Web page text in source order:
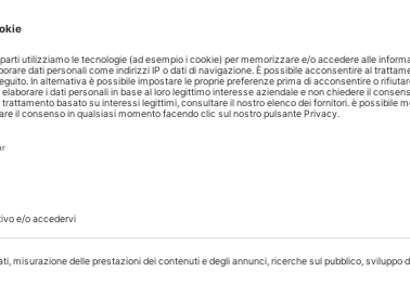
2020
impianti a diametro ridotto
talvolta, anche di fronte a impianti completamente
rischio di riassorbimento osseo nelle regioni